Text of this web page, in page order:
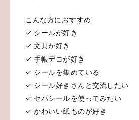
こんな方におすすめ
✓ シールが好き
✓ 文具が好き
✓ 手帳デコが好き
✓ シールを集めている
✓ シール好きさんと交流したい
✓ セパシールを使ってみたい
✓ かわいい紙ものが好き